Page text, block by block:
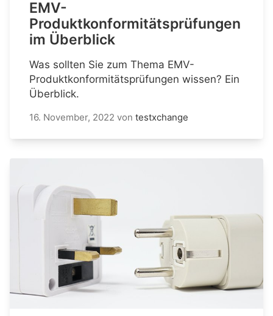
EMV-
Produktkonformitätsprüfungen
im Überblick
Was sollten Sie zum Thema EMV-
Produktkonformitätsprüfungen wissen? Ein
Überblick.
16. November, 2022 von testxchange